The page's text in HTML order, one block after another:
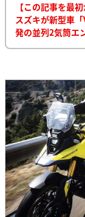
【この記事を最初
スズキが新型車
発の並列2気筒エ